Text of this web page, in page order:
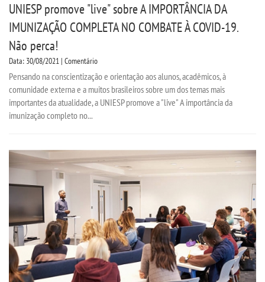
UNIESP promove "live" sobre A IMPORTÂNCIA DA
IMUNIZAÇÃO COMPLETA NO COMBATE À COVID-19.
Não perca!
Data: 30/08/2021 | Comentário
Pensando na conscientização e orientação aos alunos, acadêmicos, à
comunidade externa e a muitos brasileiros sobre um dos temas mais
importantes da atualidade, a UNIESP promove a "live" A importância da
imunização completo no...